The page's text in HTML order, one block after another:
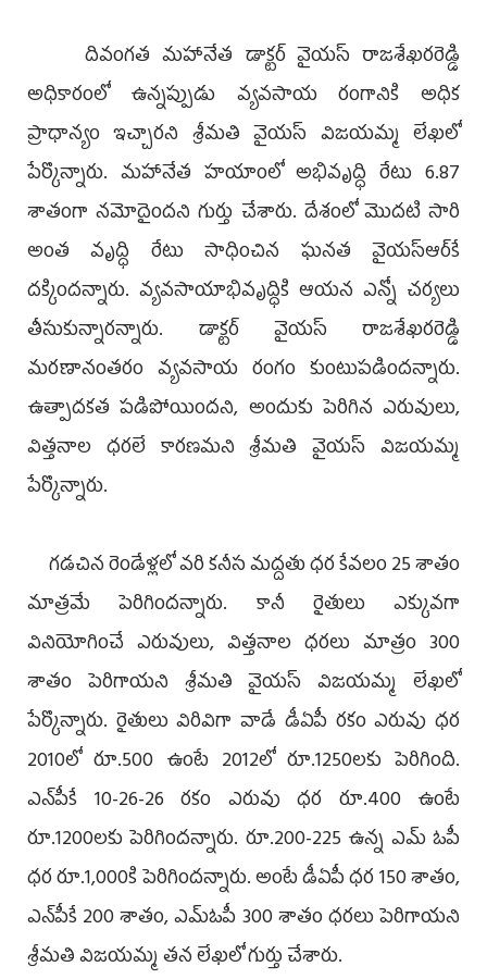
దివంగత మహానేత డాక్టర్ వైయస్ రాజశేఖరరెడ్డి
అధికారంలో ఉన్నప్పుడు వ్యవసాయ రంగానికి అధిక
ప్రాధాన్యం ఇచ్చారని శ్రీమతి వైయస్ విజయమ్మ లేఖలో
పేర్కొన్నారు. మహానేత హయాంలో అభివృద్ధి రేటు 6.87
శాతంగా నమోదైందని గుర్తు చేశారు. దేశంలో మొదటి సారి
అంత వృద్ధి రేటు సాధించిన ఘనత వైయస్ఆర్‌కే
దక్కిందన్నారు. వ్యవసాయాభివృద్ధికి ఆయన ఎన్నో చర్యలు
తీసుకున్నారన్నారు. డాక్టర్ వైయస్ రాజశేఖరరెడ్డి
మరణానంతరం వ్యవసాయ రంగం కుంటుపడిందన్నారు.
ఉత్పాదకత పడిపోయిందని, అందుకు పెరిగిన ఎరువులు,
విత్తనాల ధరలే కారణమని శ్రీమతి వైయస్ విజయమ్మ
పేర్కొన్నారు.
గడచిన రెండేళ్లలో వరి కనీస మద్దతు ధర కేవలం 25 శాతం
మాత్రమే పెరిగిందన్నారు. కానీ రైతులు ఎక్కువగా
వినియోగించే ఎరువులు, విత్తనాల ధరలు మాత్రం 300
శాతం పెరిగాయని శ్రీమతి వైయస్ విజయమ్మ లేఖలో
పేర్కొన్నారు. రైతులు విరివిగా వాడే డీఏపీ రకం ఎరువు ధర
2010లో రూ.500 ఉంటే 2012లో రూ.1250లకు పెరిగింది.
ఎన్‌పీకే 10-26-26 రకం ఎరువు ధర రూ.400 ఉంటే
రూ.1200లకు పెరిగిందన్నారు. రూ.200-225 ఉన్న ఎమ్ ఓపీ
ధర రూ.1,000కి పెరిగిందన్నారు. అంటే డీఏపీ ధర 150 శాతం,
ఎన్‌పీకే 200 శాతం, ఎమ్‌ఓపీ 300 శాతం ధరలు పెరిగాయని
శ్రీమతి విజయమ్మ తన లేఖలో గుర్తు చేశారు.